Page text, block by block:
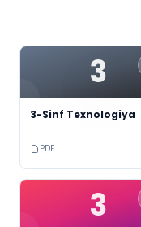
3
3-Sinf Texnologiya
PDF
3